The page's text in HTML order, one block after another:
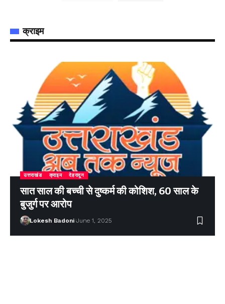
क्राइम
उत्तराखंड क्राइम देहरादून
सात साल की बच्ची से दुष्कर्म की कोशिश, 60 साल के
बुजुर्ग पर आरोप
Lokesh Badoni June 1, 2025